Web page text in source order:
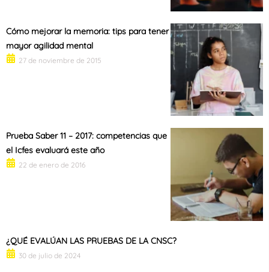
Cómo mejorar la memoria: tips para tener
mayor agilidad mental
27 de noviembre de 2015
Prueba Saber 11 – 2017: competencias que
el Icfes evaluará este año
22 de enero de 2016
¿QUÉ EVALÚAN LAS PRUEBAS DE LA CNSC?
30 de julio de 2024